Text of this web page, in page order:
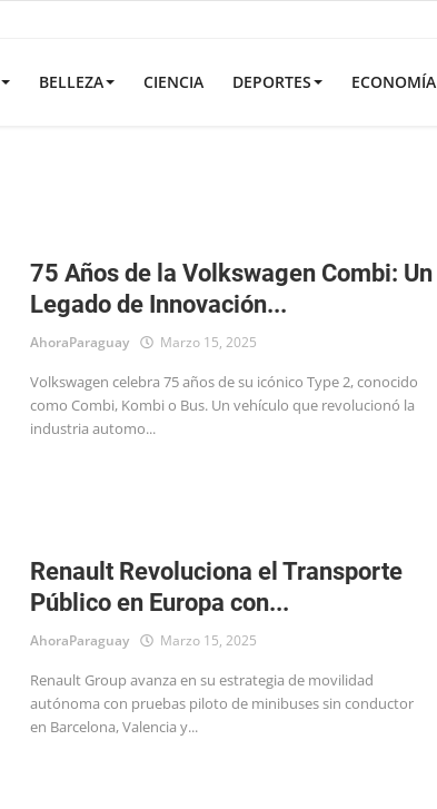
BELLEZA CIENCIA DEPORTES ECONOMÍA
75 Años de la Volkswagen Combi: Un
Legado de Innovación...
AhoraParaguay Marzo 15, 2025
Volkswagen celebra 75 años de su icónico Type 2, conocido
como Combi, Kombi o Bus. Un vehículo que revolucionó la
industria automo...
Renault Revoluciona el Transporte
Público en Europa con...
AhoraParaguay Marzo 15, 2025
Renault Group avanza en su estrategia de movilidad
autónoma con pruebas piloto de minibuses sin conductor
en Barcelona, Valencia y...